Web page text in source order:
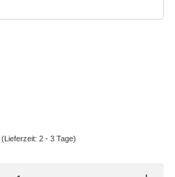
(Lieferzeit: 2 - 3 Tage)